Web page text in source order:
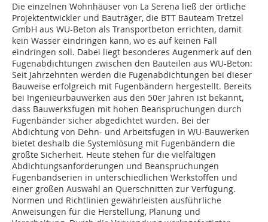
Die einzelnen Wohnhäuser von La Serena ließ der örtliche
Projektentwickler und Bauträger, die BTT Bauteam Tretzel
GmbH aus WU-Beton als Transportbeton errichten, damit
kein Wasser eindringen kann, wo es auf keinen Fall
eindringen soll. Dabei liegt besonderes Augenmerk auf den
Fugenabdichtungen zwischen den Bauteilen aus WU-Beton:
Seit Jahrzehnten werden die Fugenabdichtungen bei dieser
Bauweise erfolgreich mit Fugenbändern hergestellt. Bereits
bei Ingenieurbauwerken aus den 50er Jahren ist bekannt,
dass Bauwerksfugen mit hohen Beanspruchungen durch
Fugenbänder sicher abgedichtet wurden. Bei der
Abdichtung von Dehn- und Arbeitsfugen in WU-Bauwerken
bietet deshalb die Systemlösung mit Fugenbändern die
größte Sicherheit. Heute stehen für die vielfältigen
Abdichtungsanforderungen und Beanspruchungen
Fugenbandserien in unterschiedlichen Werkstoffen und
einer großen Auswahl an Querschnitten zur Verfügung.
Normen und Richtlinien gewährleisten ausführliche
Anweisungen für die Herstellung, Planung und